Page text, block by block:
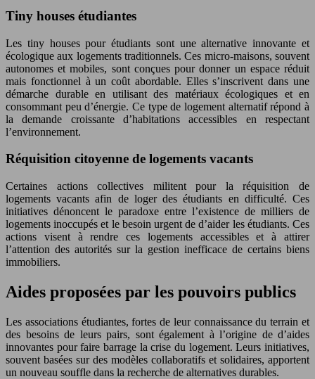
Tiny houses étudiantes
Les tiny houses pour étudiants sont une alternative innovante et
écologique aux logements traditionnels. Ces micro-maisons, souvent
autonomes et mobiles, sont conçues pour donner un espace réduit
mais fonctionnel à un coût abordable. Elles s’inscrivent dans une
démarche durable en utilisant des matériaux écologiques et en
consommant peu d’énergie. Ce type de logement alternatif répond à
la demande croissante d’habitations accessibles en respectant
l’environnement.
Réquisition citoyenne de logements vacants
Certaines actions collectives militent pour la réquisition de
logements vacants afin de loger des étudiants en difficulté. Ces
initiatives dénoncent le paradoxe entre l’existence de milliers de
logements inoccupés et le besoin urgent de d’aider les étudiants. Ces
actions visent à rendre ces logements accessibles et à attirer
l’attention des autorités sur la gestion inefficace de certains biens
immobiliers.
Aides proposées par les pouvoirs publics
Les associations étudiantes, fortes de leur connaissance du terrain et
des besoins de leurs pairs, sont également à l’origine de d’aides
innovantes pour faire barrage la crise du logement. Leurs initiatives,
souvent basées sur des modèles collaboratifs et solidaires, apportent
un nouveau souffle dans la recherche de alternatives durables.